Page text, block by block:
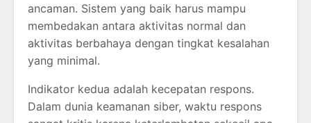
ancaman. Sistem yang baik harus mampu
membedakan antara aktivitas normal dan
aktivitas berbahaya dengan tingkat kesalahan
yang minimal.
Indikator kedua adalah kecepatan respons.
Dalam dunia keamanan siber, waktu respons